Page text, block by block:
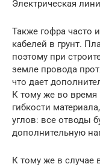
Электрическая
Также гофра часто
кабелей в грунт.
поэтому при
земле провода
что дает
К тому же во время
гибкости
углов: все отводы
дополнительную
К тому же в случае